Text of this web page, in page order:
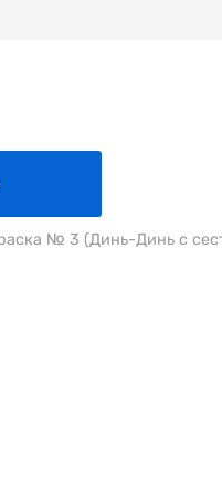
№ 3 (Динь-Динь с